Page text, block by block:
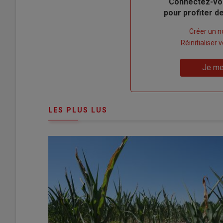
pour profiter
compte"
Créer un
Réinitialiser
Je
LES PLUS LUS